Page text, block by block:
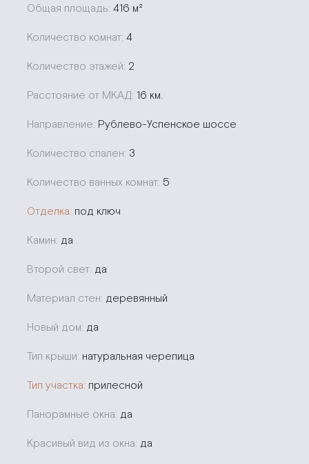
Общая площадь: 416 м²
Количество комнат: 4
Количество этажей: 2
Расстояние от МКАД: 16 км.
Направление: Рублево-Успенское шоссе
Количество спален: 3
Количество ванных комнат: 5
Отделка: под ключ
Камин: да
Второй свет: да
Материал стен: деревянный
Новый дом: да
Тип крыши: натуральная черепица
Тип участка: прилесной
Панорамные окна: да
Красивый вид из окна: да